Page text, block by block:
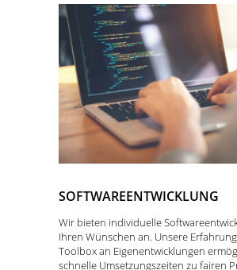
SOFTWAREENTWICKLUNG
Wir bieten individuelle
Ihren Wünschen an. Unsere
Toolbox an Eigenentwicklungen
schnelle Umsetzungszeiten zu fairen